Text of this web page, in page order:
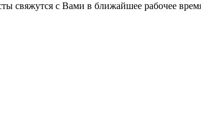
свяжутся с Вами в ближайшее рабочее